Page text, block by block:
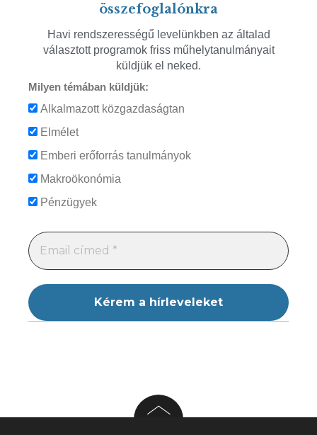
összefoglalónkra
Havi rendszerességű levelünkben az általad
választott programok friss műhelytanulmányait
küldjük el neked.
Milyen témában küldjük:
Alkalmazott közgazdaságtan
Elmélet
Emberi erőforrás tanulmányok
Makroökonómia
Pénzügyek